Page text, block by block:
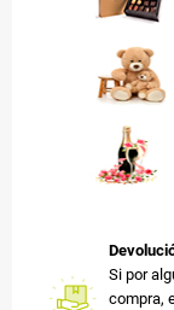
Si por
compra,